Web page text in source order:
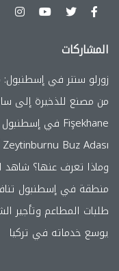
المشاركات
زورلو سنتر في إسطنبول:
من مصنع للذخيرة إلى
Fişekhane في إسطنبول -فيديو
وماذا تعرف عنها؟ شاهد
منطقة في إسطنبول
طلبات المطاعم وتأجير
يوسع خدماته في تركيا